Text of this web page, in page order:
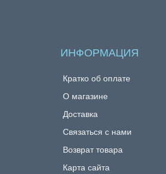
ИНФОРМАЦИЯ
Кратко об оплате
О магазине
Доставка
Связаться с нами
Возврат товара
Карта сайта